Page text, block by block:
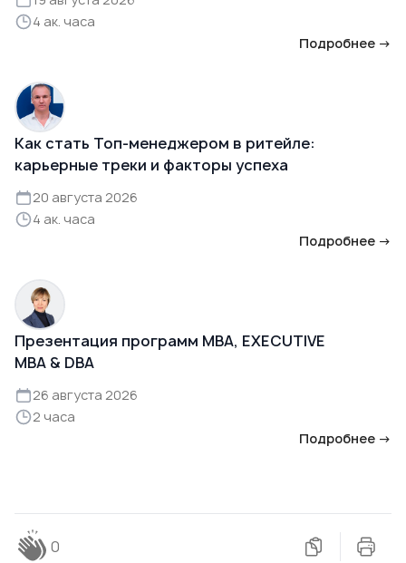
4 ак. часа
Подробнее →
Как стать Топ-менеджером в ритейле:
карьерные треки и факторы успеха
20 августа 2026
4 ак. часа
Подробнее →
Презентация программ MBA, EXECUTIVE
MBA & DBA
26 августа 2026
2 часа
Подробнее →
0